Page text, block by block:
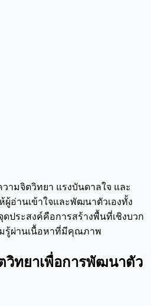
ามจิตวิทยา แรงบันดาลใจ และ
ผู้อ่านเข้าใจและพัฒนาตัวเองทั้ง
ประสงค์คือการสร้างพื้นที่เชิงบวก
รู้ผ่านเนื้อหาที่มีคุณภาพ
วิทยาเพื่อการพัฒนาตัว